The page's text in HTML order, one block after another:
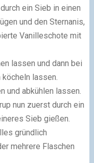
ein Sieb in einen
und den Sternanis,
Vanilleschote mit
lassen und dann bei
lassen.
und abkühlen lassen.
nun zuerst durch ein
Sieb gießen.
gründlich
mehrere Flaschen